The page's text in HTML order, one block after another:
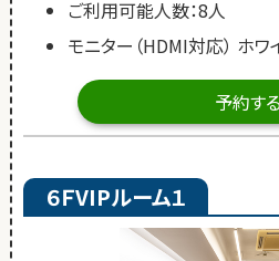
ご利用可能人数：8人
モニター（HDMI対応） ホ
予約する
６ＦVIPルーム１